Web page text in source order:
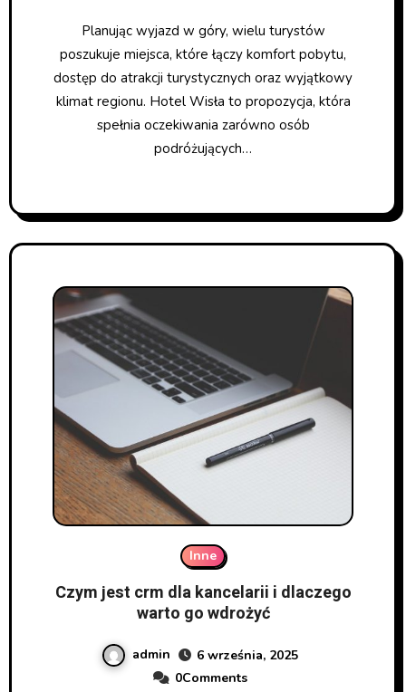
Planując wyjazd w góry, wielu turystów
poszukuje miejsca, które łączy komfort pobytu,
dostęp do atrakcji turystycznych oraz wyjątkowy
klimat regionu. Hotel Wisła to propozycja, która
spełnia oczekiwania zarówno osób
podróżujących…
Inne
Czym jest crm dla kancelarii i dlaczego
warto go wdrożyć
admin
6 września, 2025
0Comments